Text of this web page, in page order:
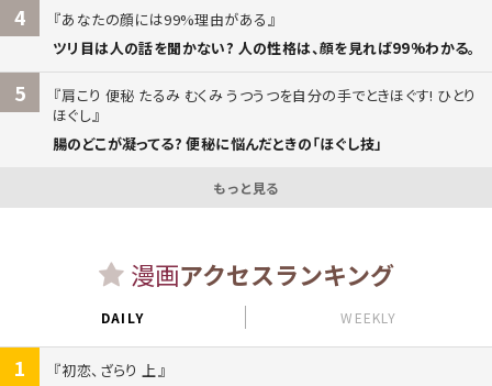
4
あなたの顔には99%理由がある
ツリ目は人の話を聞かない? 人の性格は、顔を見れば99%わかる。
5
肩こり 便秘 たるみ むくみ うつうつを自分の手でときほぐす! ひとり
ほぐし
腸のどこが凝ってる? 便秘に悩んだときの「ほぐし技」
もっと見る
漫画アクセスランキング
DAILY WEEKLY
1
初恋、ざらり 上